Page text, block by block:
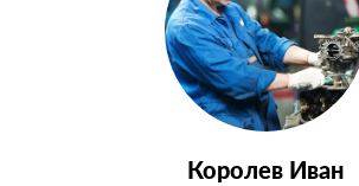
Королев Иван